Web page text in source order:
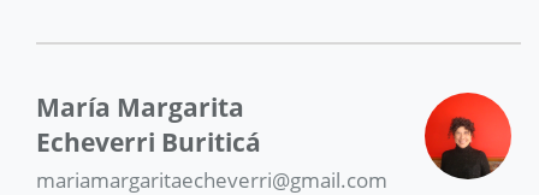
María Margarita
Echeverri Buriticá
mariamargaritaecheverri@gmail.com